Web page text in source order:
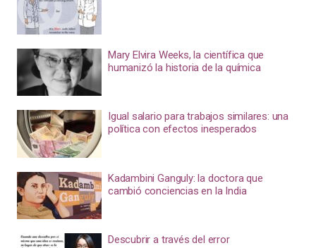
Mary Elvira Weeks, la científica que
humanizó la historia de la química
Igual salario para trabajos similares: una
política con efectos inesperados
Kadambini Ganguly: la doctora que
cambió conciencias en la India
Descubrir a través del error